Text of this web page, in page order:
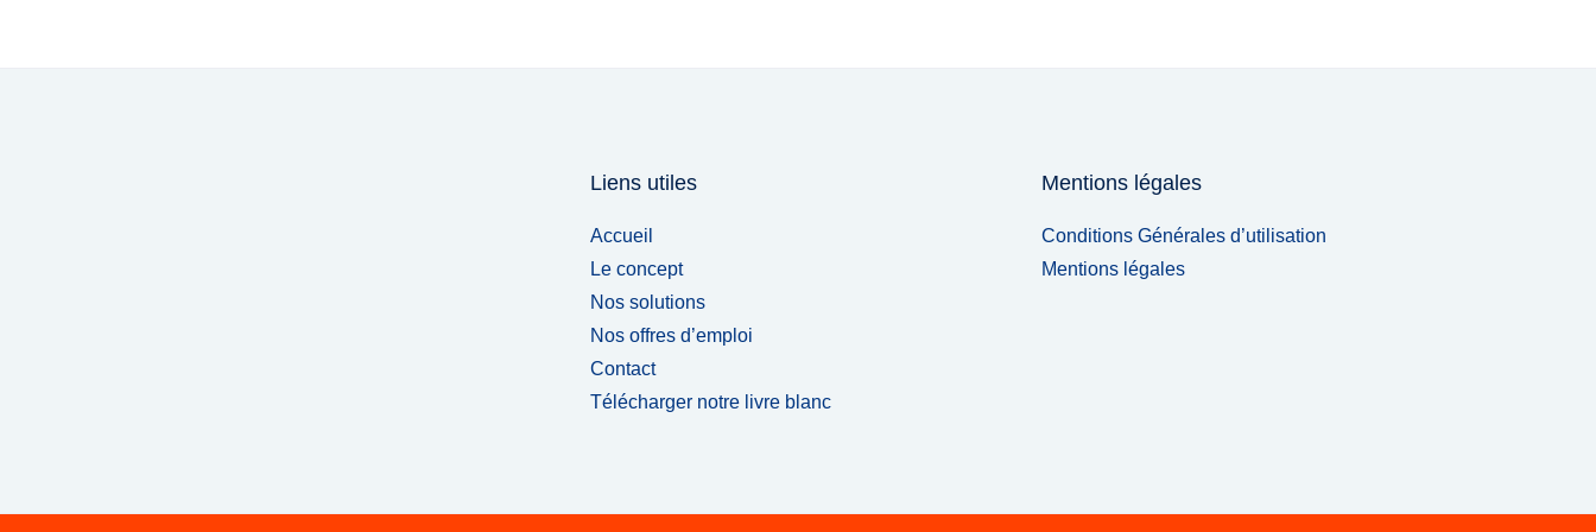
Liens utiles
Accueil
Le concept
Nos solutions
Nos offres d’emploi
Contact
Télécharger notre livre blanc
Mentions légales
Conditions Générales d’utilisation
Mentions légales